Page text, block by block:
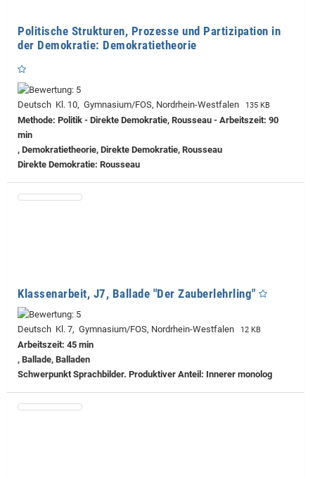
Politische Strukturen, Prozesse und Partizipation in
der Demokratie: Demokratietheorie
Deutsch Kl. 10, Gymnasium/FOS, Nordrhein-Westfalen 135 KB
Methode: Politik - Direkte Demokratie, Rousseau - Arbeitszeit: 90
min
, Demokratietheorie, Direkte Demokratie, Rousseau
Direkte Demokratie: Rousseau
Klassenarbeit, J7, Ballade "Der Zauberlehrling"
Deutsch Kl. 7, Gymnasium/FOS, Nordrhein-Westfalen 12 KB
Arbeitszeit: 45 min
, Ballade, Balladen
Schwerpunkt Sprachbilder. Produktiver Anteil: Innerer monolog